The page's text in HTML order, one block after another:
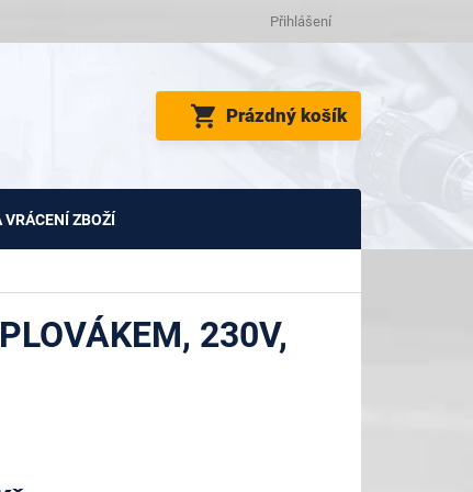
Přihlášení
NÁKUPNÍ
KOŠÍK
Prázdný košík
VRÁCENÍ ZBOŽÍ
230V,